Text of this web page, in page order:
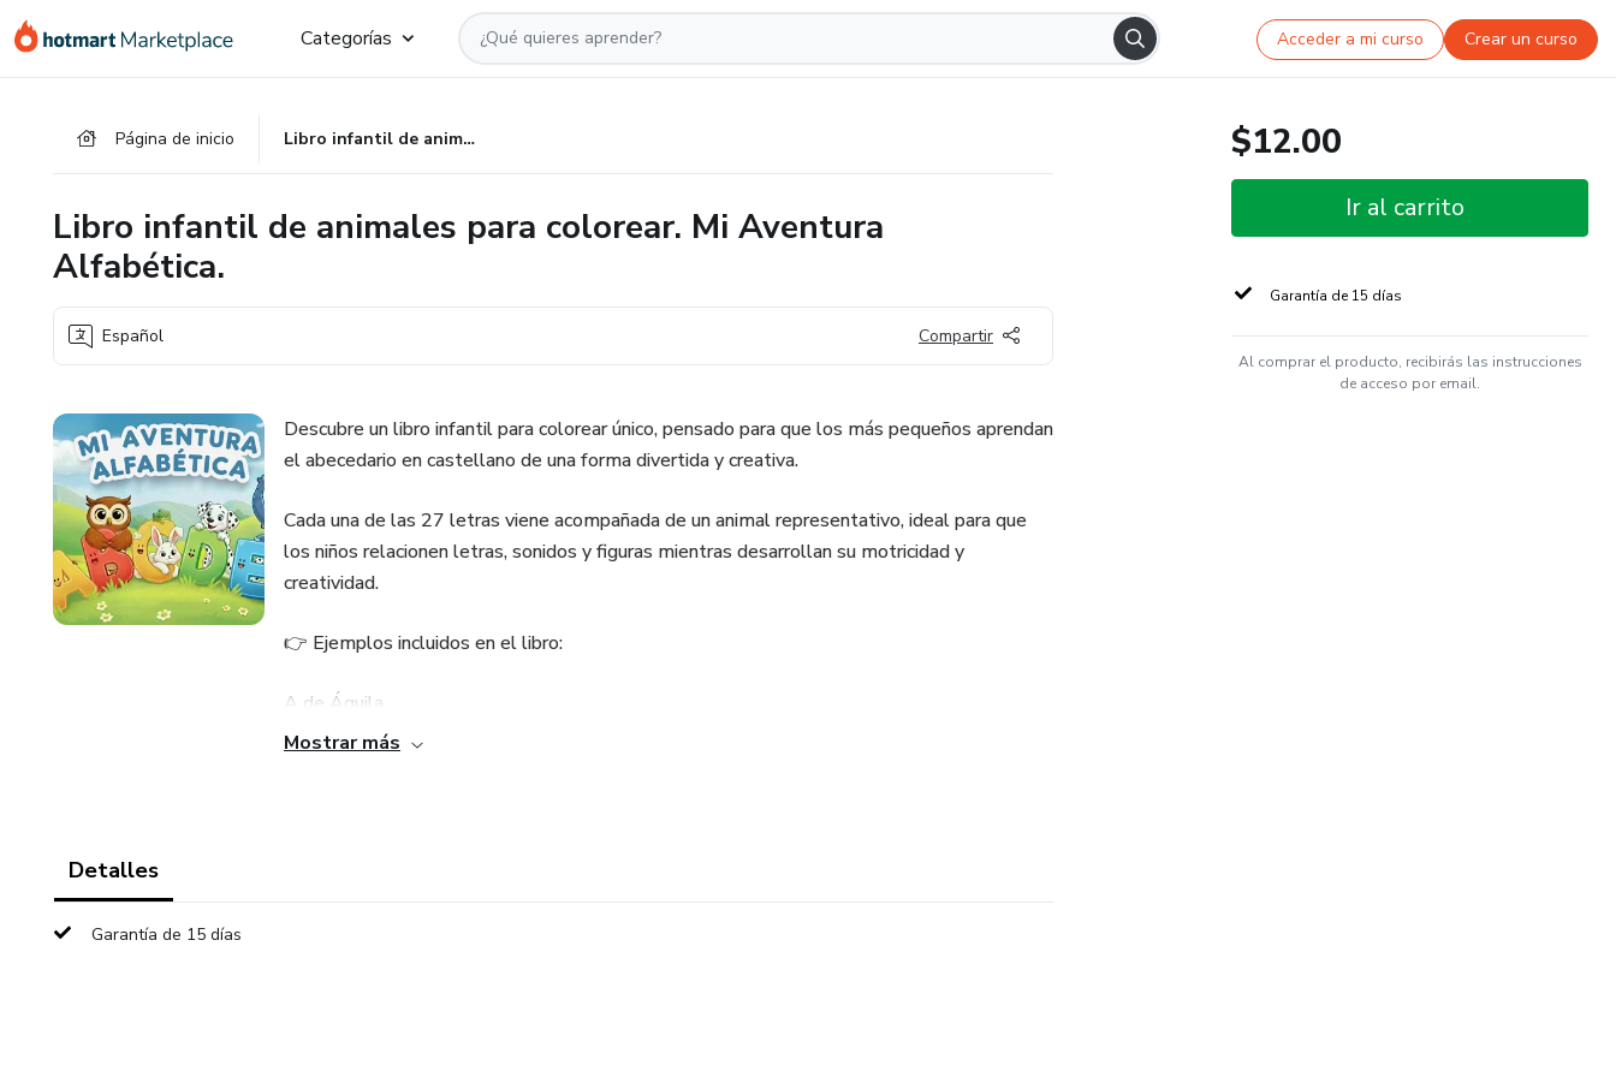
Categorías Acceder a mi curso Crear un curso
Página de inicio Libro infantil de animales para colorear. Mi Aventura Alfabética.
Libro infantil de animales para colorear. Mi Aventura
Alfabética.
Español Compartir
Descubre un libro infantil para colorear único, pensado para que los más pequeños aprendan
el abecedario en castellano de una forma divertida y creativa.
Cada una de las 27 letras viene acompañada de un animal representativo, ideal para que
los niños relacionen letras, sonidos y figuras mientras desarrollan su motricidad y
creatividad.
👉 Ejemplos incluidos en el libro:
A de Águila
Mostrar más
Detalles
Garantía de 15 días
$12.00
Ir al carrito
Garantía de 15 días
Al comprar el producto, recibirás las instrucciones
de acceso por email.